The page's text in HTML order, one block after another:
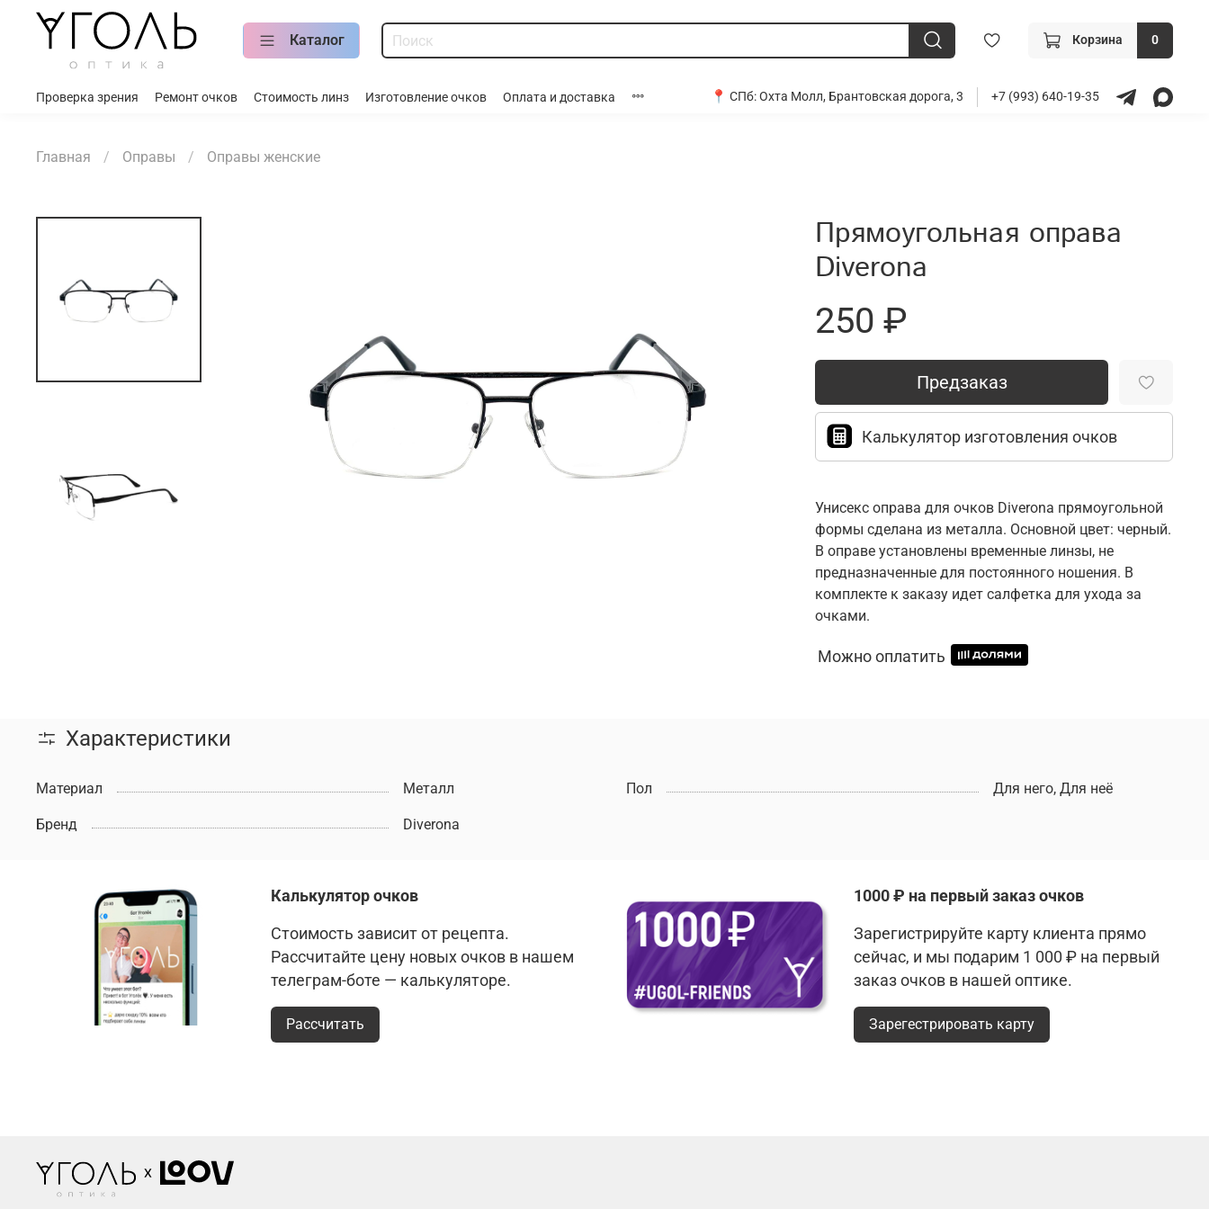
Каталог Корзина 0
Проверка зрения Ремонт очков Стоимость линз Изготовление очков Оплата и доставка 📍 СПб:Охта Молл, Брантовская дорога, 3 +7 (993) 640-19-35
Главная Оправы Оправы женские
Прямоугольная оправа
Diverona
250 ₽
Предзаказ
Калькулятор изготовления очков
Унисекс оправа для очков Diverona прямоугольной
формы сделана из металла. Основной цвет: черный.
В оправе установлены временные линзы, не
предназначенные для постоянного ношения. В
комплекте к заказу идет салфетка для ухода за
очками.
Можно оплатить
Характеристики
Материал Металл Пол Для него, Для неё
Бренд Diverona
Калькулятор очков
Стоимость зависит от рецепта.
Рассчитайте цену новых очков в нашем
телеграм-боте — калькуляторе.
Рассчитать
1000 ₽ на первый заказ очков
Зарегистрируйте карту клиента прямо
сейчас, и мы подарим 1 000 ₽ на первый
заказ очков в нашей оптике.
Зарегестрировать карту